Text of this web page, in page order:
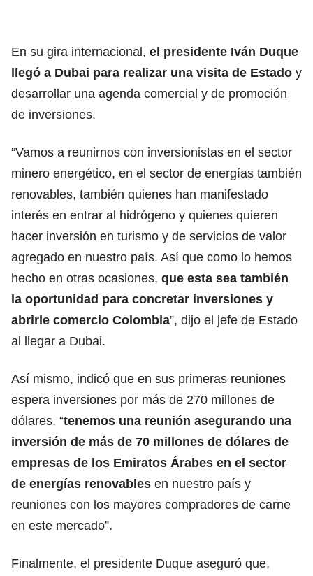
En su gira internacional, el presidente Iván Duque
llegó a Dubai para realizar una visita de Estado y
desarrollar una agenda comercial y de promoción
de inversiones.
“Vamos a reunirnos con inversionistas en el sector
minero energético, en el sector de energías también
renovables, también quienes han manifestado
interés en entrar al hidrógeno y quienes quieren
hacer inversión en turismo y de servicios de valor
agregado en nuestro país. Así que como lo hemos
hecho en otras ocasiones, que esta sea también
la oportunidad para concretar inversiones y
abrirle comercio Colombia”, dijo el jefe de Estado
al llegar a Dubai.
Así mismo, indicó que en sus primeras reuniones
espera inversiones por más de 270 millones de
dólares, “tenemos una reunión asegurando una
inversión de más de 70 millones de dólares de
empresas de los Emiratos Árabes en el sector
de energías renovables en nuestro país y
reuniones con los mayores compradores de carne
en este mercado”.
Finalmente, el presidente Duque aseguró que,